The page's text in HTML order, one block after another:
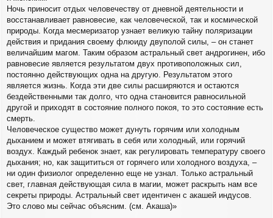
Ночь приносит отдых человечеству от дневной деятельности и
восстанавливает равновесие, как человеческой, так и космической
природы. Когда месмеризатор узнает великую тайну поляризации
действия и придания своему флюиду двуполой силы, – он станет
величайшим магом. Таким образом астральный свет андрогинен, ибо
равновесие является результатом двух противоположных сил,
постоянно действующих одна на другую. Результатом этого
является жизнь. Когда эти две силы расширяются и остаются
бездейственными так долго, что одна становится равносильной
другой и приходят в состояние полного покоя, то это состояние есть
смерть.
Человеческое существо может дунуть горячим или холодным
дыханием и может втягивать в себя или холодный, или горячий
воздух. Каждый ребенок знает, как регулировать температуру своего
дыхания; но, как защититься от горячего или холодного воздуха, –
ни один физиолог определенно еще не узнал. Только астральный
свет, главная действующая сила в магии, может раскрыть нам все
секреты природы. Астральный свет идентичен с акашей индусов.
Это слово мы сейчас объясним. (см. Акаша)»